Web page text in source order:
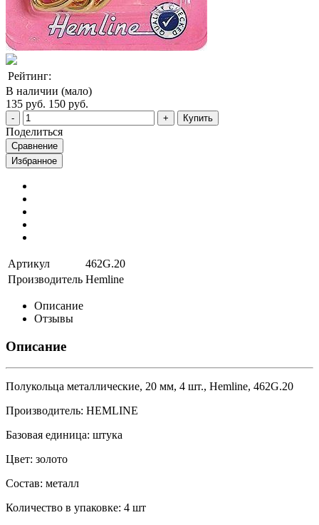
Рейтинг:
В наличии (мало)
135 руб. 150 руб.
Купить
Поделиться
Сравнение
Избранное
Артикул
462G.20
Производитель Hemline
Описание
Отзывы
Описание
Полукольца металлические, 20 мм, 4 шт., Hemline, 462G.20
Производитель: HEMLINE
Базовая единица: штука
Цвет: золото
Состав: металл
Количество в упаковке: 4 шт